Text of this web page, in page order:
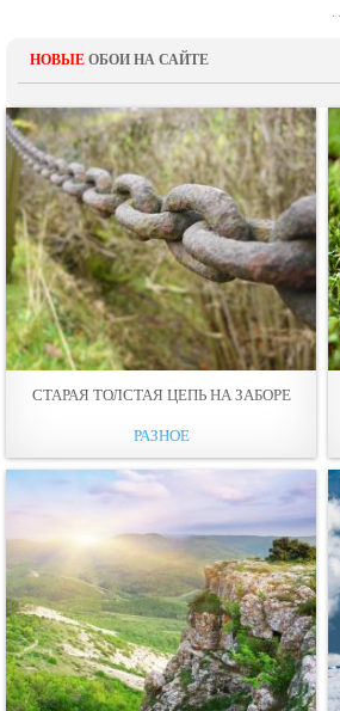
НОВЫЕ ОБОИ НА САЙТЕ
СТАРАЯ ТОЛСТАЯ ЦЕПЬ НА ЗАБОРЕ
РАЗНОЕ